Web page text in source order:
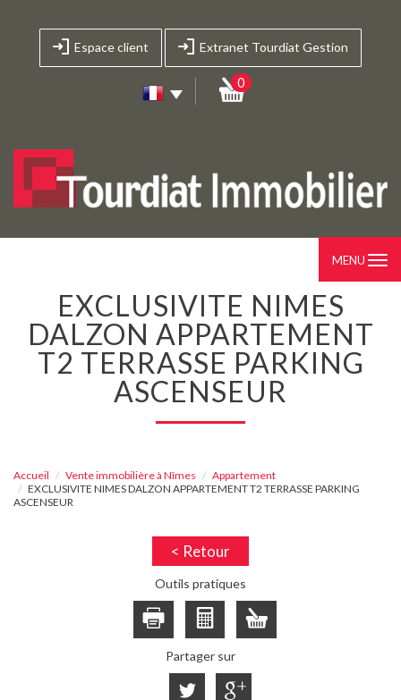
Espace client Extranet Tourdiat Gestion
0
MENU
EXCLUSIVITE NIMES
DALZON APPARTEMENT
T2 TERRASSE PARKING
ASCENSEUR
Accueil Vente immobilière à Nîmes
Appartement
EXCLUSIVITE NIMES DALZON APPARTEMENT T2 TERRASSE PARKING
ASCENSEUR
< Retour
Outils pratiques
Partager sur